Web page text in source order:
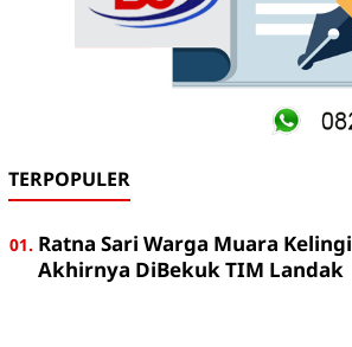
TERPOPULER
Ratna Sari Warga Muara Kelingi
Akhirnya DiBekuk TIM Landak